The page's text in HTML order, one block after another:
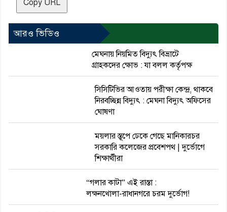
Copy URL
আরও ভিডিও
মেঘনায় নিয়মিত বিদ্যুৎ বিভ্রাটে
গ্রাহকদের ক্ষোভ : যা বলল কর্তৃপক্ষ
সিসিটিভির আওতায় পরীক্ষা কেন্দ্র, থাকবে
নিরবচ্ছিন্ন বিদ্যুৎ : মেঘনা বিদ্যুৎ অফিসের
ঘোষণা
ময়লার স্তূপে ঢেকে গেছে মানিকারচর
সরকারি কলেজের প্রবেশপথ | দুর্ভোগে
শিক্ষার্থীরা
“গলার কাটা” এই রাস্তা :
লক্ষনখোলা-রাধানগরে চরম দুর্ভোগ!